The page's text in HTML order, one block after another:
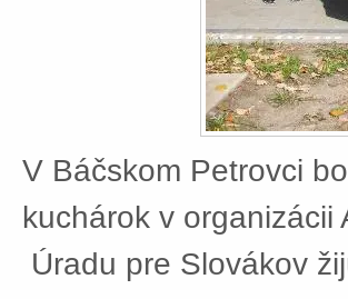
V Báčskom Petrovci
kuchárok v
Úradu pre Slovákov